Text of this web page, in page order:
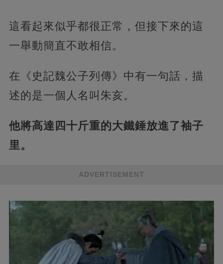
這看起來似乎都很正常，但接下來的這
一舉動簡直不敢相信。
在《史記魏公子列傳》中有一句話，描
述的是一個人名叫朱亥。
他將高達四十斤重的大鐵錘放進了袖子
里。
ADVERTISEMENT